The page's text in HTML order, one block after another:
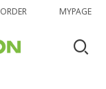
ORDER MYPAGE